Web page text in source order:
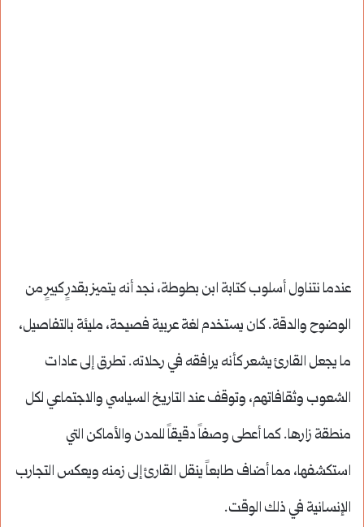
عندما نتناول أسلوب كتابة ابن بطوطة، نجد أنه يتميز بقدرٍ كبيرٍ من
الوضوح والدقة. كان يستخدم لغة عربية فصيحة، مليئة بالتفاصيل،
ما يجعل القارئ يشعر كأنه يرافقه في رحلاته. تطرق إلى عادات
الشعوب وثقافاتهم، وتوقف عند التاريخ السياسي والاجتماعي لكل
منطقة زارها. كما أعطى وصفاً دقيقاً للمدن والأماكن التي
استكشفها، مما أضاف طابعاً ينقل القارئ إلى زمنه ويعكس التجارب
الإنسانية في ذلك الوقت.